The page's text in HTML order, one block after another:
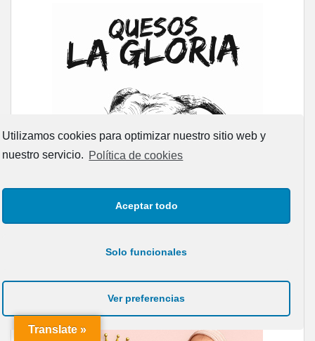
Utilizamos cookies para optimizar nuestro sitio web y
nuestro servicio. Política de cookies
Aceptar todo
Solo funcionales
Ver preferencias
Translate »